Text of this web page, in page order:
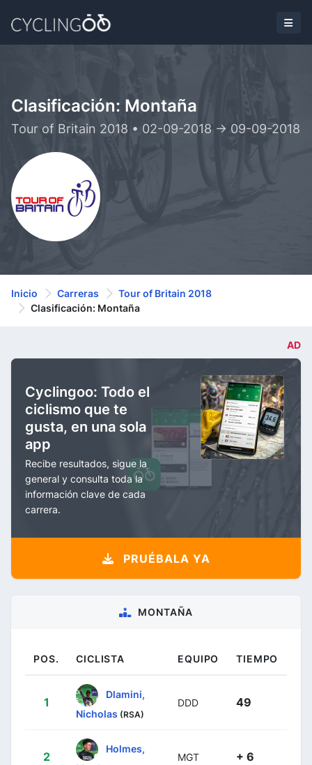
Clasificación: Montaña
Tour of Britain 2018 • 02-09-2018 -> 09-09-2018
Inicio Carreras
Tour of Britain 2018
Clasificación: Montaña
AD
Cyclingoo: Todo el
ciclismo que te
gusta, en una sola
app
Recibe resultados, sigue la
general y consulta toda la
información clave de cada
carrera.
PRUÉBALA YA
MONTAÑA
POS. CICLISTA EQUIPO TIEMPO
1
Dlamini,
Nicholas (RSA)
DDD 49
2
Holmes,
MGT + 6